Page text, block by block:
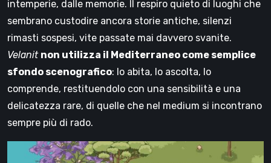
intemperie, dalle memorie. Il respiro quieto di luoghi che
sembrano custodire ancora storie antiche, silenzi
rimasti sospesi, vite passate mai davvero svanite.
Velanit non utilizza il Mediterraneo come semplice
sfondo scenografico: lo abita, lo ascolta, lo
comprende, restituendolo con una sensibilità e una
delicatezza rare, di quelle che nel medium si incontrano
sempre più di rado.